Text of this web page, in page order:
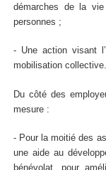
démarches de la
personnes ;
- Une action visant
mobilisation collective.
Du côté des
mesure :
- Pour la moitié des
une aide au
bénévolat, pour